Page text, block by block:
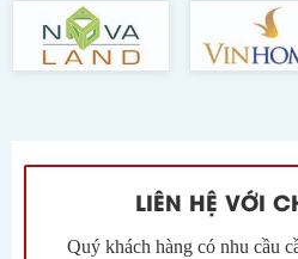
LIÊN HỆ VỚI
Quý khách hàng có nhu cầu